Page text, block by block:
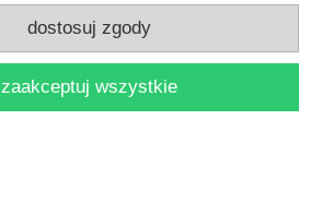
dostosuj zgody
zaakceptuj wszystkie